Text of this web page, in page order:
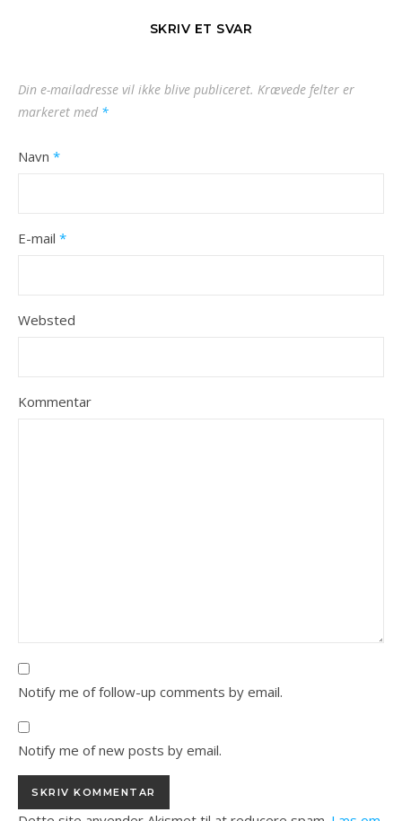
SKRIV ET SVAR
Din e-mailadresse vil ikke blive publiceret. Krævede felter er
markeret med *
Navn *
E-mail *
Websted
Kommentar
Notify me of follow-up comments by email.
Notify me of new posts by email.